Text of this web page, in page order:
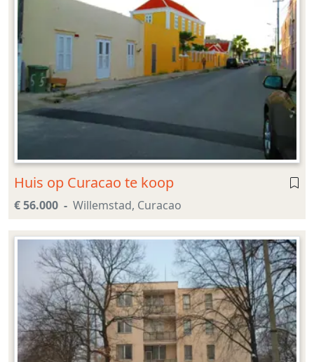
Huis op Curacao te koop
€ 56.000 Willemstad, Curacao